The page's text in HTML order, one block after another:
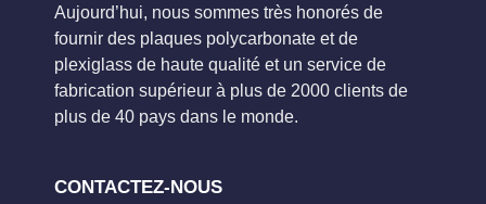
Aujourd’hui, nous sommes très honorés de
fournir des plaques polycarbonate et de
plexiglass de haute qualité et un service de
fabrication supérieur à plus de 2000 clients de
plus de 40 pays dans le monde.
CONTACTEZ-NOUS